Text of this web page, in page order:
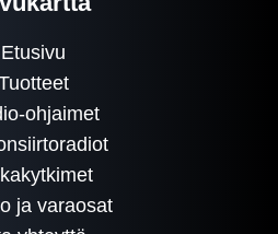
Etusivu
ohjaimet
ja varaosat